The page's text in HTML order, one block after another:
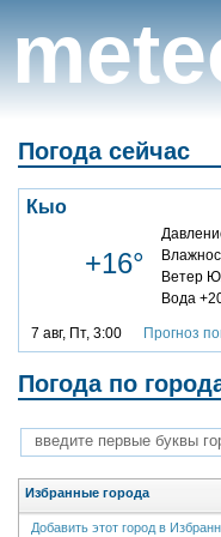
Погода сейчас
Кыо
+16°
Ветер
Вода
7 авг, Пт, 3:00 Прогноз
Погода по
Избранные города
Добавить этот город в